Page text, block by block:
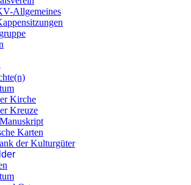
Allgemeines
Kirche
Kreuze
Karten
der Kulturgüter